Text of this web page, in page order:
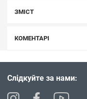
ЗМІСТ
КОМЕНТАРІ
Слідкуйте за нами: